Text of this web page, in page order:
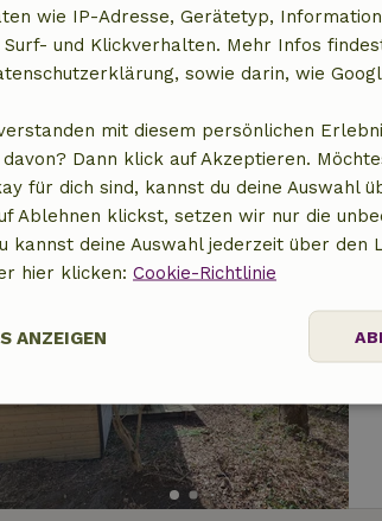
0
wie IP-Adresse, Gerätetyp,
und Klickverhalten. Mehr Infos
sowie darin, wie
mit diesem persönlichen
Dann klick auf Akzeptieren.
für dich sind, kannst du deine Auswahl
Ablehnen klickst, setzen wir nur die
kannst deine Auswahl jederzeit über den
hier klicken: Cookie-Richtlinie
ANZEIGEN
Performance Targeting